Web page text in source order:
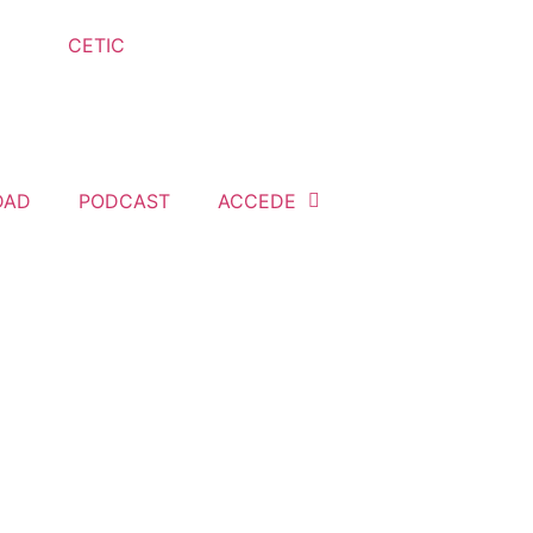
PODCAST ACCEDE